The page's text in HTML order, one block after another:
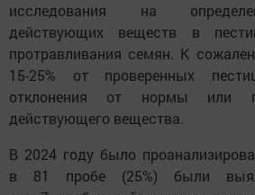
исследования на
действующих веществ в
протравливания семян. К
15-25% от проверенных
отклонения от нормы или
действующего вещества.
В 2024 году было
в 81 пробе (25%) были